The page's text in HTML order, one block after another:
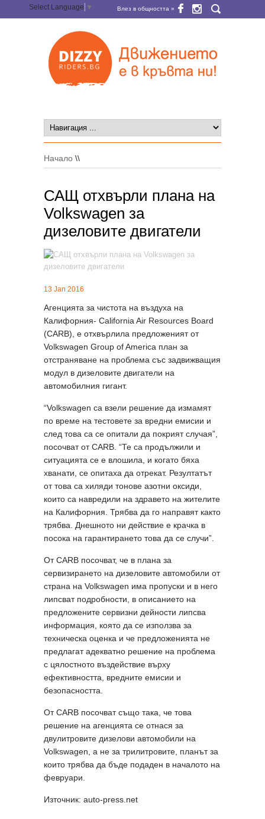
Select Language ▼ Влез в общността »
Начало \\
САЩ отхвърли плана на
Volkswagen за
дизеловите двигатели
13 Jan 2016
Агенцията за чистота на въздуха на
Калифорния- California Air Resources Board
(CARB), е отхвърлила предложеният от
Volkswagen Group of America план за
отстраняване на проблема със задвижващия
модул в дизеловите двигатели на
автомобилния гигант.
“Volkswagen са взели решение да измамят
по време на тестовете за вредни емисии и
след това са се опитали да покрият случая”,
посочват от CARB. “Те са продължили и
ситуацията се е влошила, и когато бяха
хванати, се опитаха да отрекат. Резултатът
от това са хиляди тонове азотни оксиди,
които са навредили на здравето на жителите
на Калифорния. Трябва да го направят както
трябва. Днешното ни действие е крачка в
посока на гарантирането това да се случи”.
От CARB посочват, че в плана за
сервизирането на дизеловите автомобили от
страна на Volkswagen има пропуски и в него
липсват подробности, в описанието на
предложените сервизни дейности липсва
информация, която да се използва за
техническа оценка и че предложенията не
предлагат адекватно решение на проблема
с цялостното въздействие върху
ефективността, вредните емисии и
безопасността.
От CARB посочват също така, че това
решение на агенцията се отнася за
двулитровите дизелови автомобили на
Volkswagen, а не за трилитровите, планът за
които трябва да бъде подаден в началото на
февруари.
Източник: auto-press.net